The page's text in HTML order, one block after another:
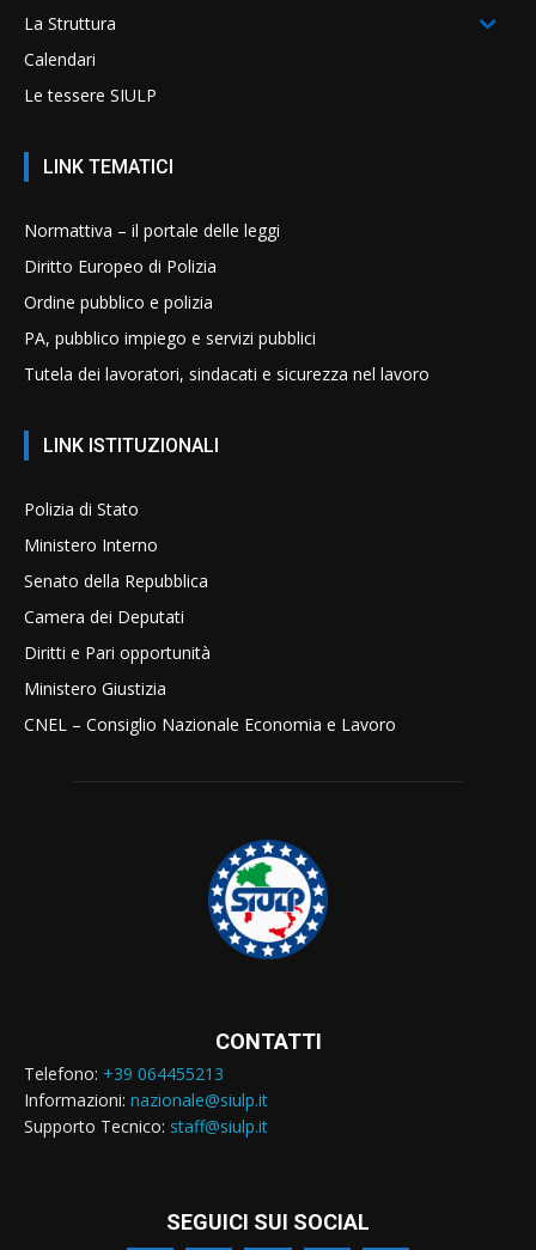
La Struttura
Calendari
Le tessere SIULP
LINK TEMATICI
Normattiva – il portale delle leggi
Diritto Europeo di Polizia
Ordine pubblico e polizia
PA, pubblico impiego e servizi pubblici
Tutela dei lavoratori, sindacati e sicurezza nel lavoro
LINK ISTITUZIONALI
Polizia di Stato
Ministero Interno
Senato della Repubblica
Camera dei Deputati
Diritti e Pari opportunità
Ministero Giustizia
CNEL – Consiglio Nazionale Economia e Lavoro
CONTATTI
Telefono: +39 064455213
Informazioni: nazionale@siulp.it
Supporto Tecnico: staff@siulp.it
SEGUICI SUI SOCIAL